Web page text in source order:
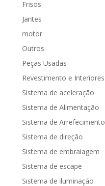
Frisos
Jantes
motor
Outros
Peças Usadas
Revestimento e Interiores
Sistema de aceleração
Sistema de Alimentação
Sistema de Arrefecimento
Sistema de direção
Sistema de embraiagem
Sistema de escape
Sistema de iluminação